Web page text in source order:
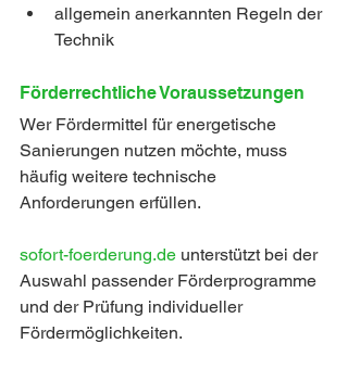
allgemein anerkannten Regeln der
Technik
Förderrechtliche Voraussetzungen
Wer Fördermittel für energetische
Sanierungen nutzen möchte, muss
häufig weitere technische
Anforderungen erfüllen.
sofort-foerderung.de unterstützt bei der
Auswahl passender Förderprogramme
und der Prüfung individueller
Fördermöglichkeiten.